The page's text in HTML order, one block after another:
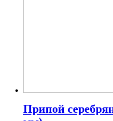
Припой